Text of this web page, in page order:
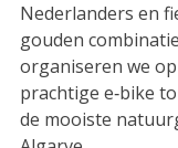
Nederlanders en
gouden
organiseren we
prachtige e‑bike
de mooiste